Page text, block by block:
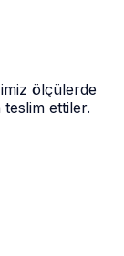
ölçülerde
ettiler.